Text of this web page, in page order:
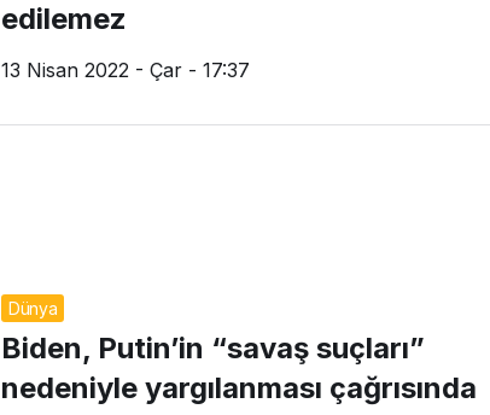
edilemez
13 Nisan 2022 - Çar - 17:37
Dünya
Biden, Putin’in “savaş suçları”
nedeniyle yargılanması çağrısında